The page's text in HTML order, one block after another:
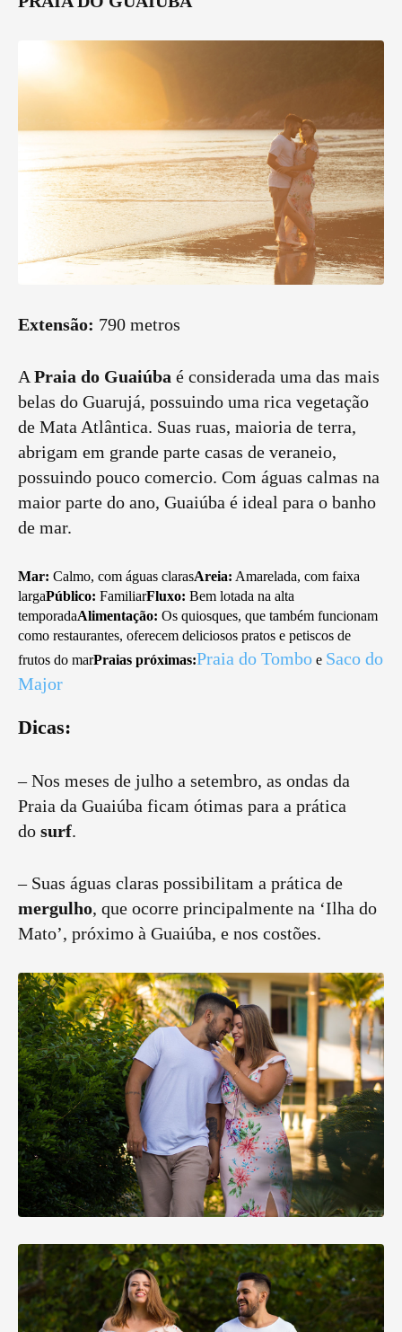
Extensão: 790 metros
A Praia do Guaiúba é considerada uma das mais
belas do Guarujá, possuindo uma rica vegetação
de Mata Atlântica. Suas ruas, maioria de terra,
abrigam em grande parte casas de veraneio,
possuindo pouco comercio. Com águas calmas na
maior parte do ano, Guaiúba é ideal para o banho
de mar.
Mar: Calmo, com águas clarasAreia: Amarelada, com faixa
largaPúblico: FamiliarFluxo: Bem lotada na alta
temporadaAlimentação: Os quiosques, que também funcionam
como restaurantes, oferecem deliciosos pratos e petiscos de
frutos do marPraias próximas:Praia do Tombo e Saco do
Major
Dicas:
– Nos meses de julho a setembro, as ondas da
Praia da Guaiúba ficam ótimas para a prática
do surf.
– Suas águas claras possibilitam a prática de
mergulho, que ocorre principalmente na ‘Ilha do
Mato’, próximo à Guaiúba, e nos costões.